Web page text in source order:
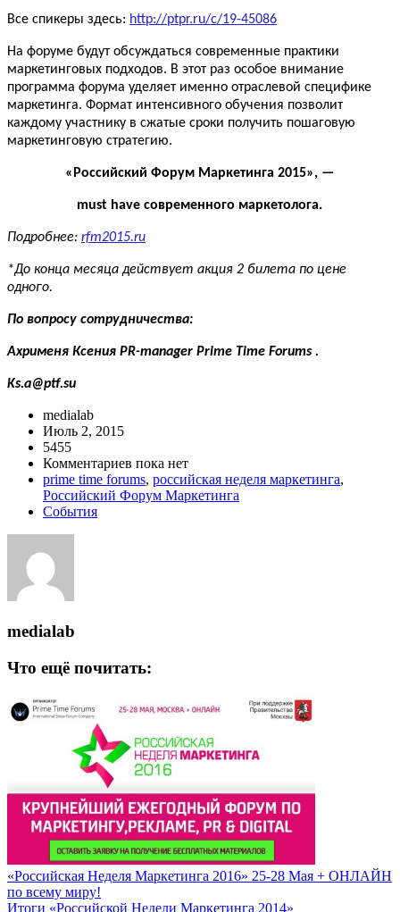
Все спикеры здесь: http://ptpr.ru/c/19-45086
На форуме будут обсуждаться современные практики
маркетинговых подходов. В этот раз особое внимание
программа форума уделяет именно отраслевой специфике
маркетинга. Формат интенсивного обучения позволит
каждому участнику в сжатые сроки получить пошаговую
маркетинговую стратегию.
«Российский Форум Маркетинга 2015», —
must have современного маркетолога.
Подробнее: rfm2015.ru
*До конца месяца действует акция 2 билета по цене
одного.
По вопросу сотрудничества:
Ахрименя Ксения PR-manager Prime Time Forums .
Ks.a@ptf.su
medialab
Июль 2, 2015
5455
Комментариев пока нет
prime time forums, российская неделя маркетинга,
Российский Форум Маркетинга
События
medialab
Что ещё почитать:
«Российская Неделя Маркетинга 2016» 25-28 Мая + ОНЛАЙН
по всему миру!
Итоги «Российской Недели Маркетинга 2014»